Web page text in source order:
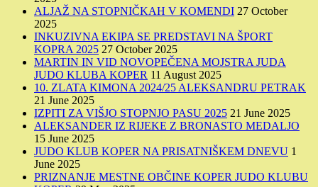
ALJAŽ NA STOPNIČKAH V KOMENDI 27 October
2025
INKUZIVNA EKIPA SE PREDSTAVI NA ŠPORT
KOPRA 2025 27 October 2025
MARTIN IN VID NOVOPEČENA MOJSTRA JUDA
JUDO KLUBA KOPER 11 August 2025
10. ZLATA KIMONA 2024/25 ALEKSANDRU PETRAK
21 June 2025
IZPITI ZA VIŠJO STOPNJO PASU 2025 21 June 2025
ALEKSANDER IZ RIJEKE Z BRONASTO MEDALJO
15 June 2025
JUDO KLUB KOPER NA PRISATNIŠKEM DNEVU 1
June 2025
PRIZNANJE MESTNE OBČINE KOPER JUDO KLUBU